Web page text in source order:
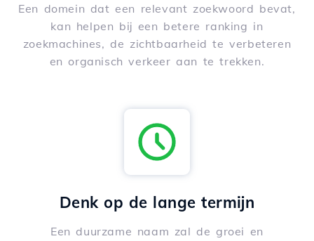
Een domein dat een relevant zoekwoord bevat,
kan helpen bij een betere ranking in
zoekmachines, de zichtbaarheid te verbeteren
en organisch verkeer aan te trekken.
Denk op de lange termijn
Een duurzame naam zal de groei en